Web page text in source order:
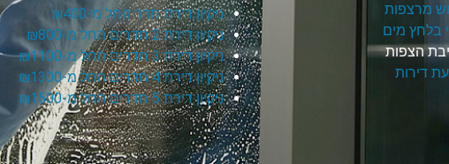
מרצפות
בלחץ מים
הצפות
דירות
ניקיון דירת חדר החל מ-₪400
ניקיון דירת 2 חדרים החל מ-₪800
ניקיון דירת 3 חדרים החל מ-₪1100
ניקיון דירת 4 חדרים החל מ-₪1300
ניקיון דירת 5 חדרים החל מ-₪1500